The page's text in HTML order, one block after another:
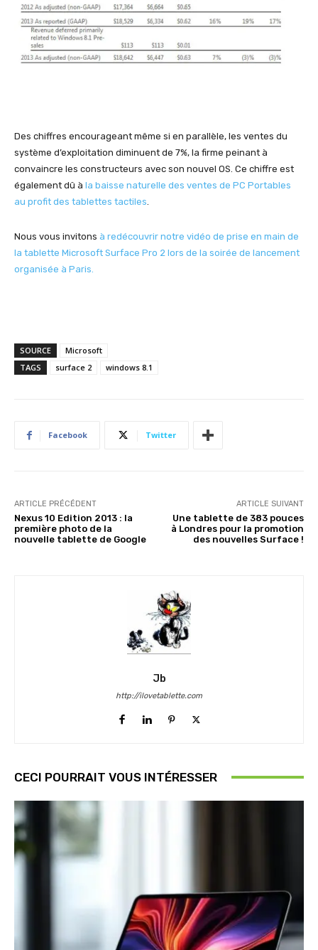
Des chiffres encourageant même si en parallèle, les ventes du
système d’exploitation diminuent de 7%, la firme peinant à
convaincre les constructeurs avec son nouvel OS. Ce chiffre est
également dû à la baisse naturelle des ventes de PC Portables
au profit des tablettes tactiles
Nous vous invitons à redécouvrir notre vidéo de prise en main de
la tablette Microsoft Surface Pro 2 lors de la soirée de lancement
organisée à Paris.
SOURCE
Microsoft
TAGS
surface 2 windows 8.1
Facebook Twitter
ARTICLE PRÉCÉDENT
Nexus 10 Edition 2013 : la
première photo de la
nouvelle tablette de Google
ARTICLE SUIVANT
Une tablette de 383 pouces
à Londres pour la promotion
des nouvelles Surface !
Jb
http://ilovetablette.com
CECI POURRAIT VOUS INTÉRESSER